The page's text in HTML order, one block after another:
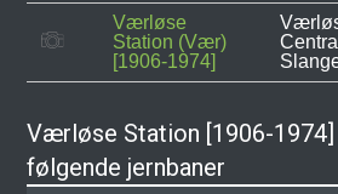
Værløse
Station (Vær)
[1906-1974]
Værløse Station [1906-
følgende jernbaner